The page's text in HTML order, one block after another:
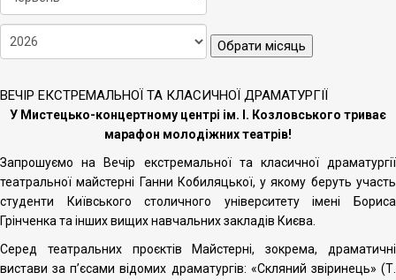
Обрати місяць
ВЕЧІР ЕКСТРЕМАЛЬНОЇ ТА КЛАСИЧНОЇ ДРАМАТУРГІЇ
У Мистецько-концертному центрі ім. І. Козловського триває
марафон молодіжних театрів!
Запрошуємо на Вечір екстремальної та класичної драматургії
театральної майстерні Ганни Кобиляцької, у якому беруть участь
студенти Київського столичного університету імені Бориса
Грінченка та інших вищих навчальних закладів Києва.
Серед театральних проєктів Майстерні, зокрема, драматичні
вистави за п’єсами відомих драматургів: «Скляний звіринець» (Т.